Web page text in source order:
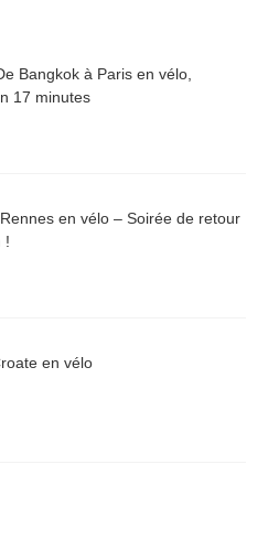
Bangkok à Paris en vélo,
17 minutes
en vélo – Soirée de retour
!
en vélo